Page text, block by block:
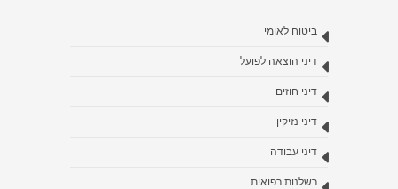
ביטוח לאומי
דיני הוצאה לפועל
דיני חוזים
דיני נזיקין
דיני עבודה
רשלנות רפואית